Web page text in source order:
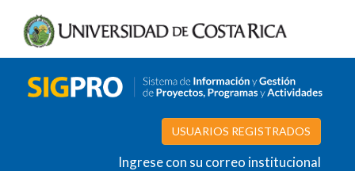
USUARIOS REGISTRADOS
Ingrese con su correo institucional